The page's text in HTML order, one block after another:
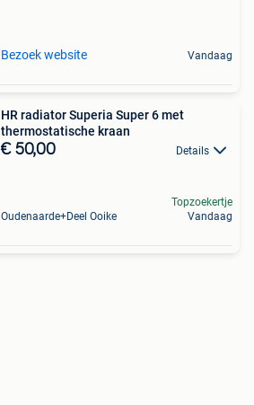
Bezoek website Vandaag
HR radiator Superia Super 6 met
thermostatische kraan
€ 50,00 Details
Oudenaarde+Deel Ooike
Topzoekertje
Vandaag